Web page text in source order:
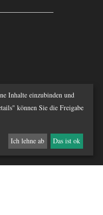
Inhalte einzubinden und
können Sie die Freigabe
Ich lehne ab Das ist ok